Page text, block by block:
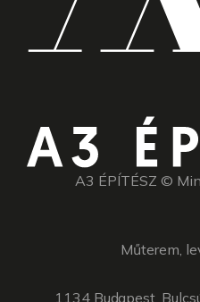
A3 ÉPÍTÉSZ ©
Műterem,
1134 Budapest,